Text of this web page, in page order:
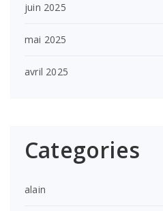
juin 2025
mai 2025
avril 2025
Categories
alain